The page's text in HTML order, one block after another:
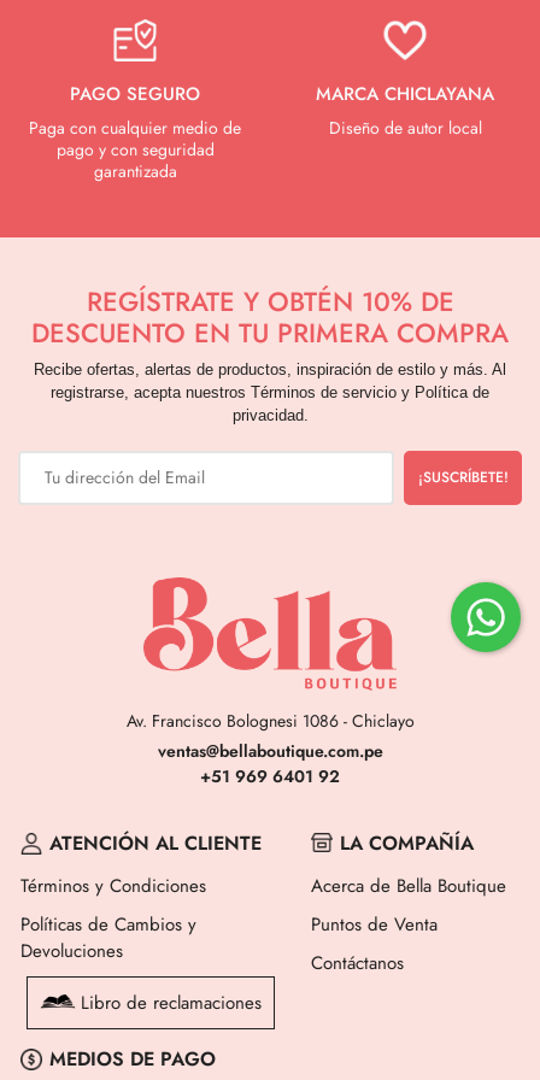
PAGO SEGURO
Paga con cualquier medio de
pago y con seguridad
garantizada
MARCA CHICLAYANA
Diseño de autor local
REGÍSTRATE Y OBTÉN 10% DE
DESCUENTO EN TU PRIMERA COMPRA
Recibe ofertas, alertas de productos, inspiración de estilo y más. Al
registrarse, acepta nuestros Términos de servicio y Política de
privacidad.
Av. Francisco Bolognesi 1086 - Chiclayo
ventas@bellaboutique.com.pe
+51 969 6401 92
ATENCIÓN AL CLIENTE
Términos y Condiciones
Políticas de Cambios y
Devoluciones
Libro de reclamaciones
LA COMPAÑÍA
Acerca de Bella Boutique
Puntos de Venta
Contáctanos
MEDIOS DE PAGO